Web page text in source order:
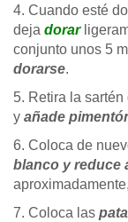
4. Cuando esté
deja dorar
conjunto unos 5
dorarse.
5. Retira la
y añade
6. Coloca de
blanco y reduce
7. Coloca las